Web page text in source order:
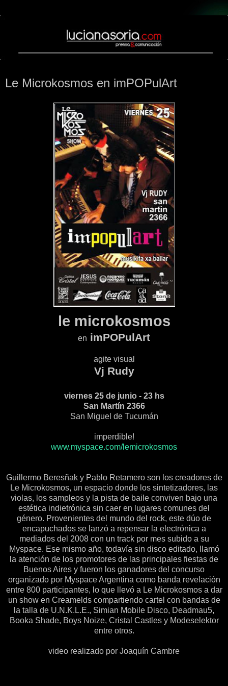
Le Microkosmos en imPOPulArt
le microkosmos
en imPOPulArt
agite visual
Vj Rudy
viernes 25 de junio - 23 hs
San Martín 2366
San Miguel de Tucumán
imperdible!
www.myspace.com/lemicrokosmos
Guillermo Beresñak y Pablo Retamero son los creadores de
Le Microkosmos, un espacio donde los sintetizadores, las
violas, los sampleos y la pista de baile conviven bajo una
estética indietrónica sin caer en lugares comunes del
género. Provenientes del mundo del rock, este dúo de
encapuchados se lanzó a repensar la electrónica a
mediados del 2008 con un track por mes subido a su
Myspace. Ese mismo año, todavía sin disco editado, llamó
la atención de los promotores de las principales fiestas de
Buenos Aires y fueron los ganadores del concurso
organizado por Myspace Argentina como banda revelación
entre 800 participantes, lo que llevó a Le Microkosmos a dar
un show en Creamelds compartiendo cartel con bandas de
la talla de U.N.K.L.E., Simian Mobile Disco, Deadmau5,
Booka Shade, Boys Noize, Cristal Castles y Modeselektor
entre otros.
video realizado por Joaquín Cambre